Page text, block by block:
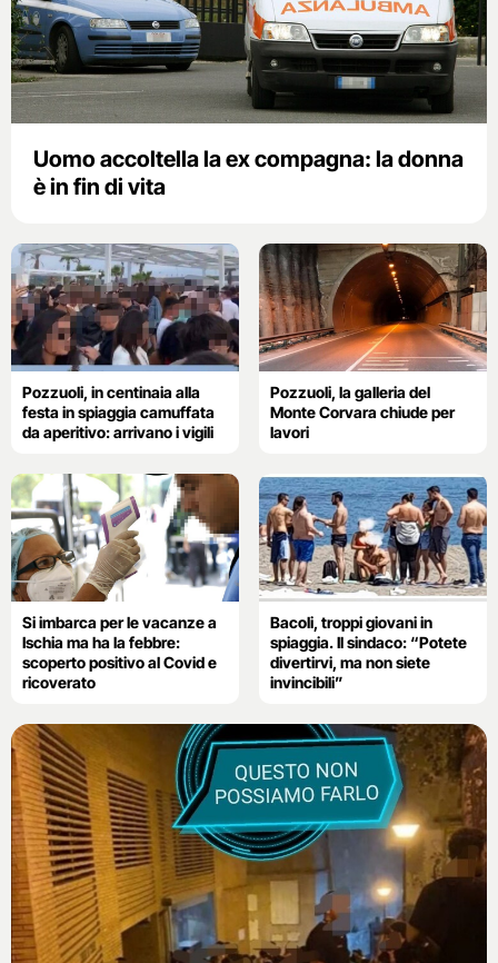
Uomo accoltella la ex compagna: la donna
è in fin di vita
Pozzuoli, in centinaia alla
festa in spiaggia camuffata
da aperitivo: arrivano i vigili
Pozzuoli, la galleria del
Monte Corvara chiude per
lavori
Si imbarca per le vacanze a
Ischia ma ha la febbre:
scoperto positivo al Covid e
ricoverato
Bacoli, troppi giovani in
spiaggia. Il sindaco: “Potete
divertirvi, ma non siete
invincibili”